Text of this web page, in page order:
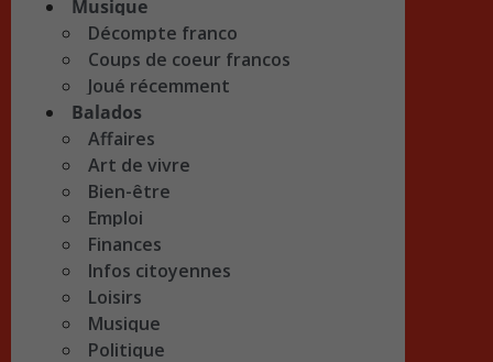
Musique
Décompte franco
Coups de coeur francos
Joué récemment
Balados
Affaires
Art de vivre
Bien-être
Emploi
Finances
Infos citoyennes
Loisirs
Musique
Politique